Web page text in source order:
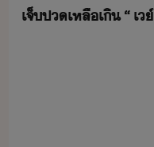
เจ็ป​เหลืเิ​ ​“​ ​เ